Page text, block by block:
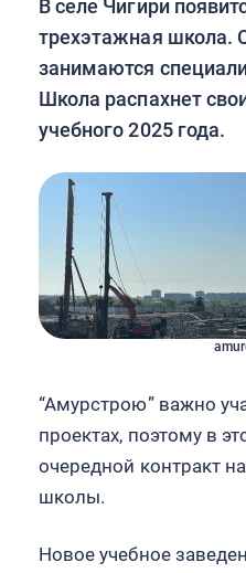
В селе Чигири
трехэтажная школа.
занимаются
Школа распахнет
учебного 2025 года.
“Амурстрою” важно
проектах, поэтому в
очередной контракт
школы.
Новое учебное